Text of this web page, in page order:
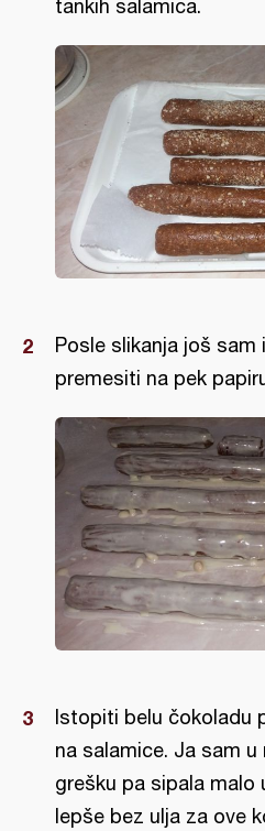
tankih salamica.
Posle slikanja još
premesiti na pek
Istopiti belu čokoladu
na salamice. Ja sam
grešku pa sipala malo
lepše bez ulja za ove